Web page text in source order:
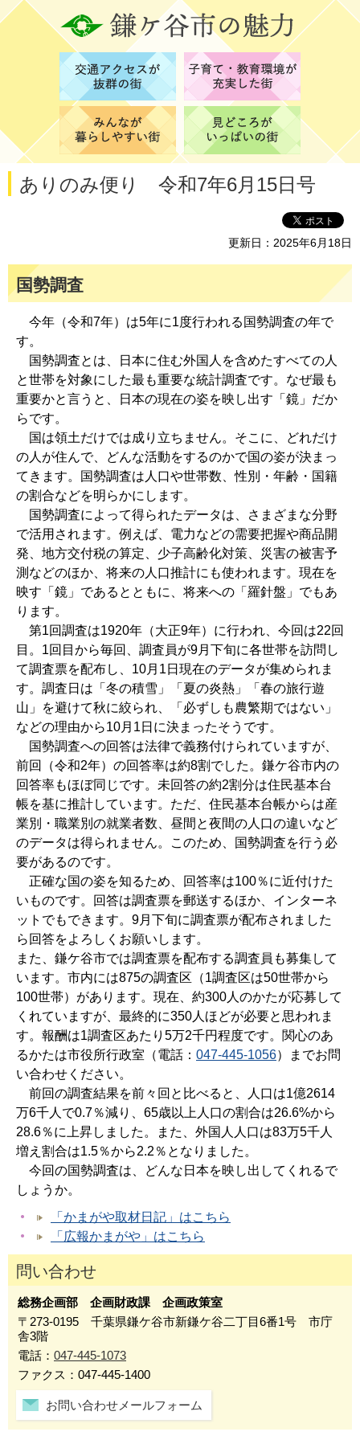
ありのみ便り 令和7年6月15日号
更新日：2025年6月18日
国勢調査
今年（令和7年）は5年に1度行われる国勢調査の年で
す。
国勢調査とは、日本に住む外国人を含めたすべての人
と世帯を対象にした最も重要な統計調査です。なぜ最も
重要かと言うと、日本の現在の姿を映し出す「鏡」だか
らです。
国は領土だけでは成り立ちません。そこに、どれだけ
の人が住んで、どんな活動をするのかで国の姿が決まっ
てきます。国勢調査は人口や世帯数、性別・年齢・国籍
の割合などを明らかにします。
国勢調査によって得られたデータは、さまざまな分野
で活用されます。例えば、電力などの需要把握や商品開
発、地方交付税の算定、少子高齢化対策、災害の被害予
測などのほか、将来の人口推計にも使われます。現在を
映す「鏡」であるとともに、将来への「羅針盤」でもあ
ります。
第1回調査は1920年（大正9年）に行われ、今回は22回
目。1回目から毎回、調査員が9月下旬に各世帯を訪問し
て調査票を配布し、10月1日現在のデータが集められま
す。調査日は「冬の積雪」「夏の炎熱」「春の旅行遊
山」を避けて秋に絞られ、「必ずしも農繁期ではない」
などの理由から10月1日に決まったそうです。
国勢調査への回答は法律で義務付けられていますが、
前回（令和2年）の回答率は約8割でした。鎌ケ谷市内の
回答率もほぼ同じです。未回答の約2割分は住民基本台
帳を基に推計しています。ただ、住民基本台帳からは産
業別・職業別の就業者数、昼間と夜間の人口の違いなど
のデータは得られません。このため、国勢調査を行う必
要があるのです。
正確な国の姿を知るため、回答率は100％に近付けた
いものです。回答は調査票を郵送するほか、インターネ
ットでもできます。9月下旬に調査票が配布されました
ら回答をよろしくお願いします。
また、鎌ケ谷市では調査票を配布する調査員も募集して
います。市内には875の調査区（1調査区は50世帯から
100世帯）があります。現在、約300人のかたが応募して
くれていますが、最終的に350人ほどが必要と思われま
す。報酬は1調査区あたり5万2千円程度です。関心のあ
るかたは市役所行政室（電話： 047-445-1056）までお問
い合わせください。
前回の調査結果を前々回と比べると、人口は1億2614
万6千人で0.7％減り、65歳以上人口の割合は26.6%から
28.6％に上昇しました。また、外国人人口は83万5千人
増え割合は1.5％から2.2％となりました。
今回の国勢調査は、どんな日本を映し出してくれるで
しょうか。
「かまがや取材日記」はこちら
「広報かまがや」はこちら
問い合わせ
総務企画部 企画財政課 企画政策室
〒273-0195 千葉県鎌ケ谷市新鎌ケ谷二丁目6番1号 市庁
舎3階
電話： 047-445-1073
ファクス：047-445-1400
お問い合わせメールフォーム